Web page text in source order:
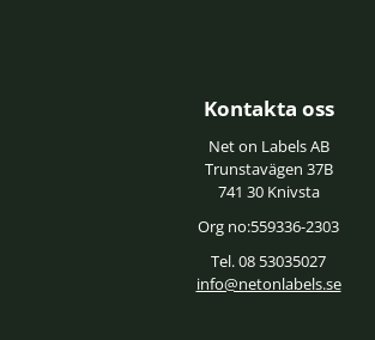
Kontakta oss
Net on Labels AB
Trunstavägen 37B
741 30 Knivsta
Org no:559336-2303
Tel. 08 53035027
info@netonlabels.se